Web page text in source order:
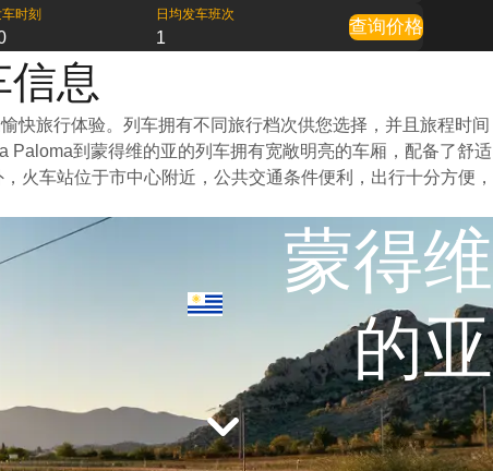
时刻 日均发车班次
1
查询价格
信息
快旅行体验。列车拥有不同旅行档次供您选择，并且旅程时间
到蒙得维的亚的列车拥有宽敞明亮的车厢，配备了舒适
火车站位于市中心附近，公共交通条件便利，出行十分方便，
蒙得维
的亚